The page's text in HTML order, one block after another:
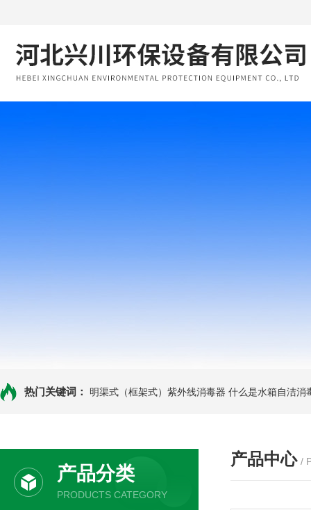
热门关键词： 明渠式（框架式）紫外线消毒器 什么是水箱自洁消
产品分类
PRODUCTS CATEGORY
产品中心 /